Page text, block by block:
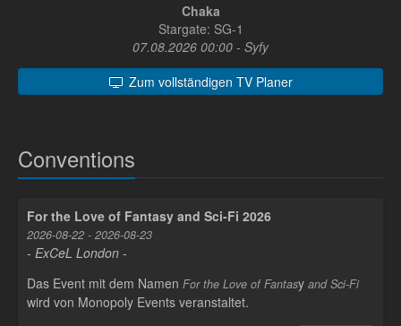
Chaka
Stargate: SG-1
07.08.2026 00:00 - Syfy
Zum vollständigen TV Planer
Conventions
For the Love of Fantasy and Sci-Fi 2026
2026-08-22 - 2026-08-23
- ExCeL London -
Das Event mit dem Namen For the Love of Fantasy and Sci-Fi
wird von Monopoly Events veranstaltet.